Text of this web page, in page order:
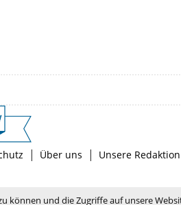
| Über uns | Unsere Redaktion
können und die Zugriffe auf unsere